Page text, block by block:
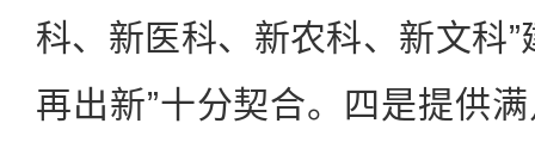
科、新医科、新农科、新文科”
再出新”十分契合。四是提供